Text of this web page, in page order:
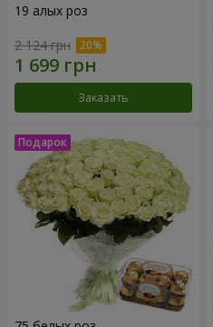
19 алых роз
2 124 грн
Заказать